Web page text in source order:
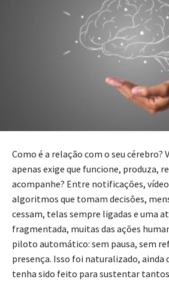
Como é a relação com o seu cérebro?
apenas exige que funcione, produza,
acompanhe? Entre notificações,
algoritmos que tomam decisões,
cessam, telas sempre ligadas e uma
fragmentada, muitas das ações
piloto automático: sem pausa, sem
presença. Isso foi naturalizado, ainda
tenha sido feito para sustentar